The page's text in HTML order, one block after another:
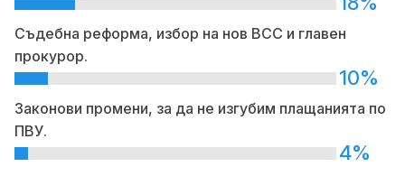
Съдебна реформа, избор на нов ВСС и главен
прокурор.
10%
Законови промени, за да не изгубим плащанията по
ПВУ.
4%